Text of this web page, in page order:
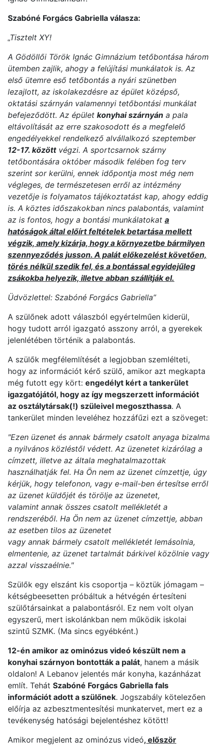
Szabóné Forgács Gabriella válasza:
„Tisztelt XY!
A Gödöllői Török Ignác Gimnázium tetőbontása három
ütemben zajlik, ahogy a felújítási munkálatok is. Az
első ütemre eső tetőbontás a nyári szünetben
lezajlott, az iskolakezdésre az épület középső,
oktatási szárnyán valamennyi tetőbontási munkálat
befejeződött. Az épület konyhai szárnyán a pala
eltávolítását az erre szakosodott és a megfelelő
engedélyekkel rendelkező alvállalkozó szeptember
12-17. közöttvégzi. A sportcsarnok szárny
tetőbontására október második felében fog terv
szerint sor kerülni, ennek időpontja most még nem
végleges, de természetesen erről az intézmény
vezetője is folyamatos tájékoztatást kap, ahogy eddig
is. A köztes időszakokban nincs palabontás, valamint
az is fontos, hogy a bontási munkálatokat a
hatóságok által előírt feltételek betartása mellett
végzik, amely kizárja, hogy a környezetbe bármilyen
szennyeződés jusson. A palát előkezelést követően,
törés nélkül szedik fel, és a bontással egyidejűleg
zsákokba helyezik, illetve abban szállítják el.
Üdvözlettel: Szabóné Forgács Gabriella”
A szülőnek adott válaszból egyértelműen kiderül,
hogy tudott arról igazgató asszony arról, a gyerekek
jelenlétében történik a palabontás.
A szülők megfélemlítését a legjobban szemlélteti,
hogy az információt kérő szülő, amikor azt megkapta
még futott egy kört: engedélyt kért a tankerület
igazgatójától, hogy az így megszerzett információt
az osztálytársak(!) szüleivel megoszthassa. A
tankerület minden leveléhez hozzáfűzi ezt a szöveget:
"Ezen üzenet és annak bármely csatolt anyaga bizalmas
a nyilvános közléstől védett. Az üzenetet kizárólag a
címzett, illetve az általa meghatalmazottak
használhatják fel. Ha Ön nem az üzenet címzettje, úgy
kérjük, hogy telefonon, vagy e-mail-ben értesítse erről
az üzenet küldőjét és törölje az üzenetet,
valamint annak összes csatolt mellékletét a
rendszeréből. Ha Ön nem az üzenet címzettje, abban
az esetben tilos az üzenetet
vagy annak bármely csatolt mellékletét lemásolnia,
elmentenie, az üzenet tartalmát bárkivel közölnie vagy
azzal visszaélnie."
Szülők egy elszánt kis csoportja – köztük jómagam –
kétségbeesetten próbáltuk a hétvégén értesíteni
szülőtársainkat a palabontásról. Ez nem volt olyan
egyszerű, mert iskolánkban nem működik iskolai
szintű SZMK. (Ma sincs egyébként.)
12-én amikor az ominózus videó készült nem a
konyhai szárnyon bontották a palát, hanem a másik
oldalon! A Lebanov jelentés már konyha, kazánházat
említ. Tehát Szabóné Forgács Gabriella fals
információt adott a szülőnek. Jogszabály kötelezően
előírja az azbesztmentesítési munkatervet, mert ez a
tevékenység hatósági bejelentéshez kötött!
Amikor megjelent az ominózus videó, először